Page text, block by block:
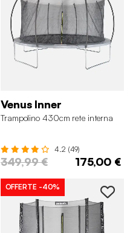
Venus Inner
Trampolino 430cm rete interna
4.2 (49)
349,99 € 175,00 €
OFFERTE -40%